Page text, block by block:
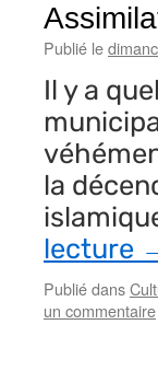
Publié le
Il y a
la
lecture
Publié dans
un commentaire